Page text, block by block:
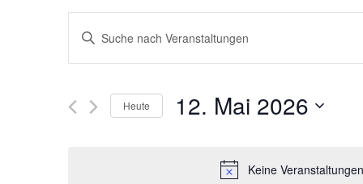
Keine
Veranstaltungen
Suche
und
Ansichten,
Bitte
Schlüsselwort
Suche
Veranstaltungen
Schlüsselwort.
Heute 12. Mai 2026